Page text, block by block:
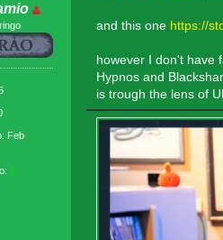
Feb
1
and this one https://
however I don't have
Hypnos and
is trough the lens of